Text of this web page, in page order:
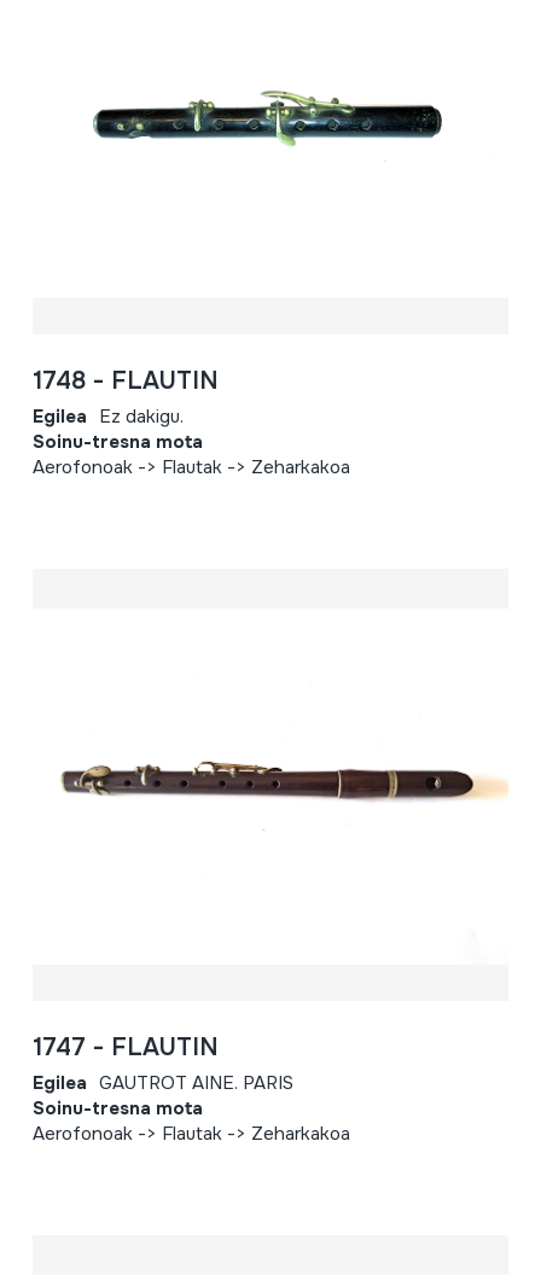
1748 - FLAUTIN
Egilea Ez dakigu.
Soinu-tresna mota
Aerofonoak -> Flautak -> Zeharkakoa
1747 - FLAUTIN
Egilea GAUTROT AINE. PARIS
Soinu-tresna mota
Aerofonoak -> Flautak -> Zeharkakoa